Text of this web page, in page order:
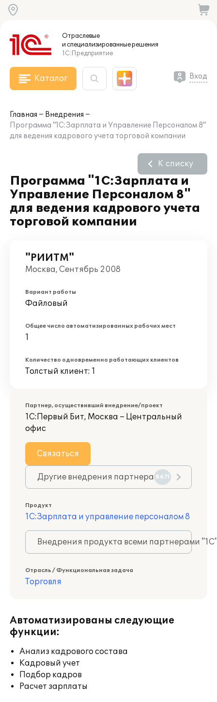
Отраслевые
и специализированныерешения
1С:Предприятие
Каталог Вход
Главная
Внедрения
Программа "1С:Зарплата и Управление Персоналом 8"
для ведения кадрового учета торговой компании
Программа "1С:Зарплата и
Управление Персоналом 8"
для ведения кадрового учета
торговой компании
К списку
"РИИТМ"
Москва, Сентябрь 2008
Вариант работы
Файловый
Общее число автоматизированных рабочих мест
1
Количество одновременно работающих клиентов
Толстый клиент: 1
Партнер, осуществивший внедрение/проект
1С:Первый Бит, Москва – Центральный
офис
Связаться
Другие внедрения партнера 8471
Продукт
1С:Зарплата и управление персоналом 8
Внедрения продукта всеми партнерами
Отрасль / Функциональная задача
Торговля
Автоматизированы следующие
функции:
Анализ кадрового состава
Кадровый учет
Подбор кадров
Расчет зарплаты